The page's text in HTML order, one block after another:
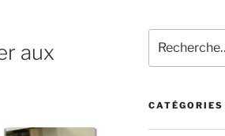
aux
pour
:
CATÉGORIES